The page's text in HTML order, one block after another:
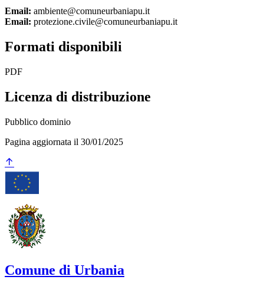
Email: ambiente@comuneurbaniapu.it
Email: protezione.civile@comuneurbaniapu.it
Formati disponibili
PDF
Licenza di distribuzione
Pubblico dominio
Pagina aggiornata il 30/01/2025
Comune di Urbania